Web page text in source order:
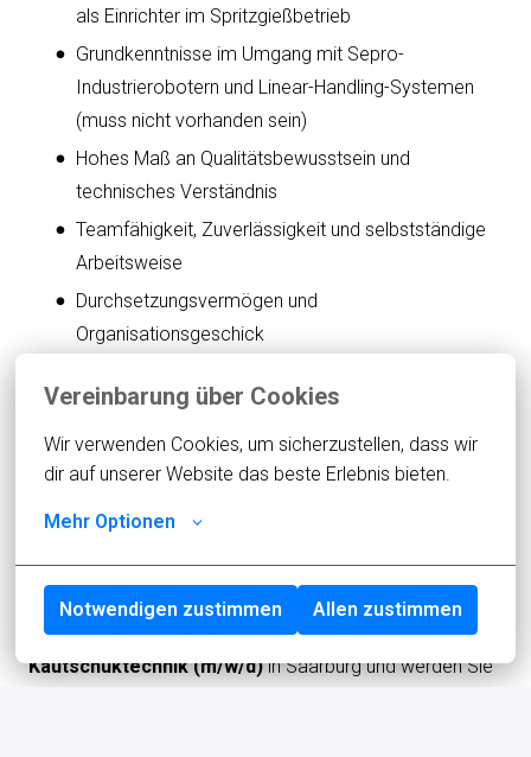
Vereinbarung über Cookies
Wir verwenden Cookies, um sicherzustellen, dass wir
dir auf unserer Website das beste Erlebnis bieten.
Mehr Optionen
Notwendigen zustimmen Allen zustimmen
als Einrichter im Spritzgießbetrieb
Grundkenntnisse im Umgang mit Sepro-
Industrierobotern und Linear-Handling-Systemen
(muss nicht vorhanden sein)
Hohes Maß an Qualitätsbewusstsein und
technisches Verständnis
Teamfähigkeit, Zuverlässigkeit und selbstständige
Arbeitsweise
Durchsetzungsvermögen und
Organisationsgeschick
Interesse geweckt?
Entwicklungsperspektive. Bewerben Sie sich jetzt als
Verfahrensmechaniker für Kunststoff- und
Kautschuktechnik (m/w/d)in Saarburg und werden Sie